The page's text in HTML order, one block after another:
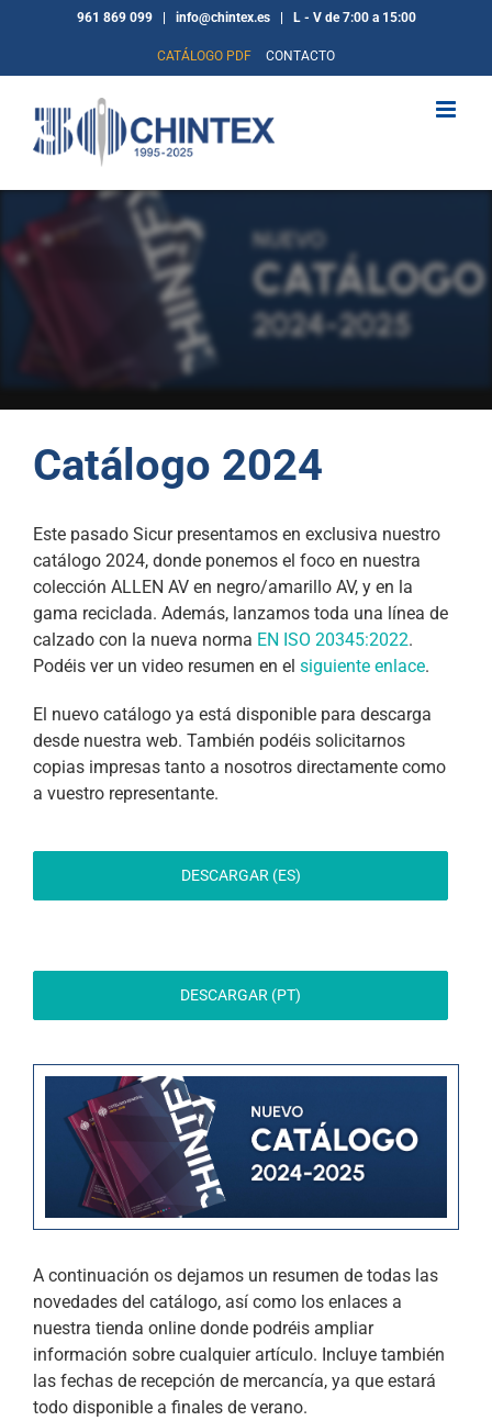
961 869 099 | info@chintex.es | L - V de 7:00 a 15:00
CATÁLOGO PDF CONTACTO
Catálogo 2024
Este pasado Sicur presentamos en exclusiva nuestro
catálogo 2024, donde ponemos el foco en nuestra
colección ALLEN AV en negro/amarillo AV, y en la
gama reciclada. Además, lanzamos toda una línea de
calzado con la nueva norma EN ISO 20345:2022.
Podéis ver un video resumen en el siguiente enlace.
El nuevo catálogo ya está disponible para descarga
desde nuestra web. También podéis solicitarnos
copias impresas tanto a nosotros directamente como
a vuestro representante.
DESCARGAR (ES)
DESCARGAR (PT)
A continuación os dejamos un resumen de todas las
novedades del catálogo, así como los enlaces a
nuestra tienda online donde podréis ampliar
información sobre cualquier artículo. Incluye también
las fechas de recepción de mercancía, ya que estará
todo disponible a finales de verano.